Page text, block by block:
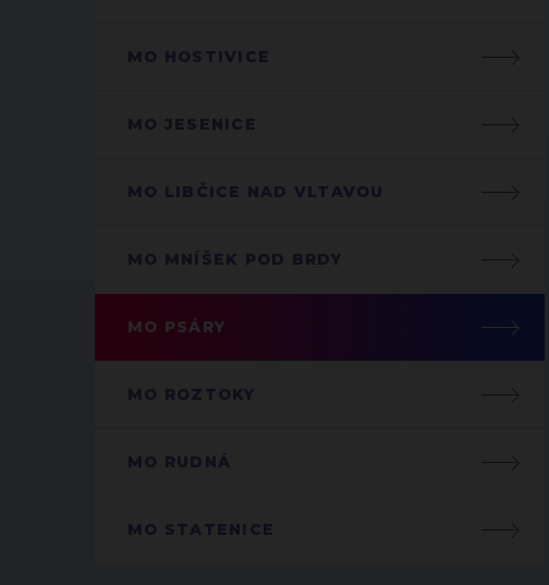
MO HOSTIVICE
MO JESENICE
MO LIBČICE NAD VLTAVOU
MO MNÍŠEK POD BRDY
MO PSÁRY
MO ROZTOKY
MO RUDNÁ
MO STATENICE